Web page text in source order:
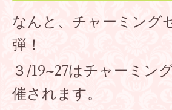
なんと、チャーミング
弾！
３/19~27はチャーミン
催されます。